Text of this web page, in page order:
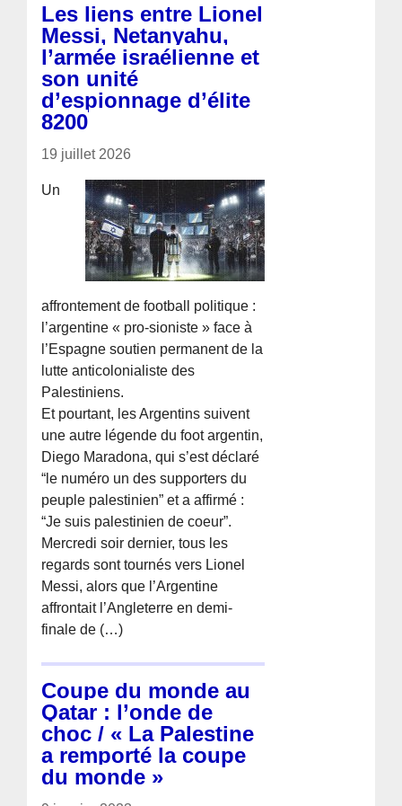
Les liens entre Lionel
Messi, Netanyahu,
l’armée israélienne et
son unité
d’espionnage d’élite
8200
19 juillet 2026
Un
affrontement de football politique :
l’argentine « pro-sioniste » face à
l’Espagne soutien permanent de la
lutte anticolonialiste des
Palestiniens.
Et pourtant, les Argentins suivent
une autre légende du foot argentin,
Diego Maradona, qui s’est déclaré
“le numéro un des supporters du
peuple palestinien” et a affirmé :
“Je suis palestinien de coeur”.
Mercredi soir dernier, tous les
regards sont tournés vers Lionel
Messi, alors que l’Argentine
affrontait l’Angleterre en demi-
finale de (…)
Coupe du monde au
Qatar : l’onde de
choc / « La Palestine
a remporté la coupe
du monde »